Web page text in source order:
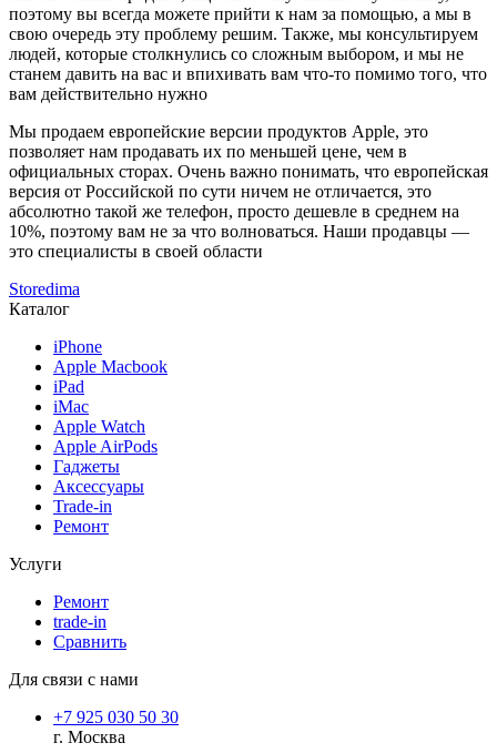
поэтому вы всегда можете прийти к нам за помощью, а мы в
свою очередь эту проблему решим. Также, мы консультируем
людей, которые столкнулись со сложным выбором, и мы не
станем давить на вас и впихивать вам что-то помимо того, что
вам действительно нужно
Мы продаем европейские версии продуктов Apple, это
позволяет нам продавать их по меньшей цене, чем в
официальных сторах. Очень важно понимать, что европейская
версия от Российской по сути ничем не отличается, это
абсолютно такой же телефон, просто дешевле в среднем на
10%, поэтому вам не за что волноваться. Наши продавцы —
это специалисты в своей области
Storedima
Каталог
iPhone
Apple Macbook
iPad
iMac
Apple Watch
Apple AirPods
Гаджеты
Аксессуары
Trade-in
Ремонт
Услуги
Ремонт
trade-in
Сравнить
Для связи с нами
+7 925 030 50 30
г. Москва